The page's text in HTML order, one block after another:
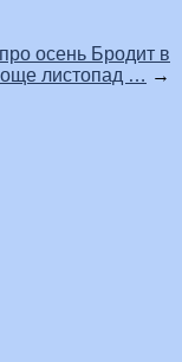
осень Бродит в
листопад … →